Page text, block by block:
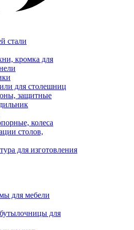
стали
кромка для
для столешниц
защитные
колеса
столов,
для изготовления
для мебели
для